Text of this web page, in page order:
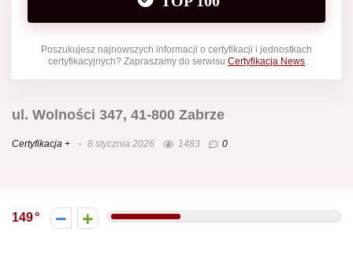
Poszukujesz najnowszych informacji o certyfikacji i jednostkach
certyfikacyjnych? Zapraszamy do serwisu Certyfikacja News
ul. Wolności 347, 41-800 Zabrze
Certyfikacja + 8 stycznia 2026 1483 0
149